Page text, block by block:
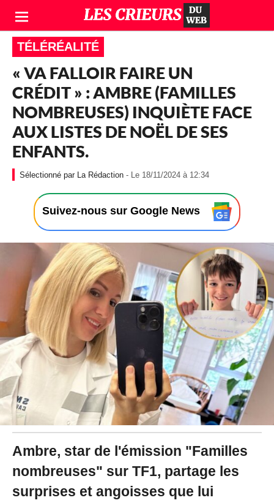
TÉLÉRÉALITÉ
« VA FALLOIR FAIRE UN
CRÉDIT » : AMBRE (FAMILLES
NOMBREUSES) INQUIÈTE FACE
AUX LISTES DE NOËL DE SES
ENFANTS.
La Rédaction - Le 18/11/2024 à 12:34
1
/
1
1
/
2
0
2
1
2
:
3
4
Suivez-nous sur Google News
Ambre, star de l'émission "Familles
nombreuses" sur TF1, partage les
surprises et angoisses que lui